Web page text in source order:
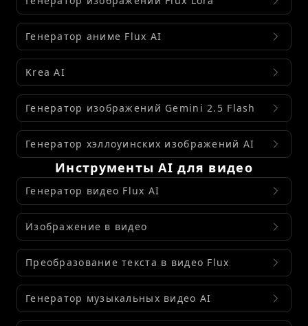
Генератор аниме Flux AI
Krea AI
Генератор изображений Gemini 2.5 Flash
Генератор хэллоуинских изображений AI
Инструменты AI для видео
Генератор видео Flux AI
Изображение в видео
Преобразование текста в видео Flux
Генератор музыкальных видео AI